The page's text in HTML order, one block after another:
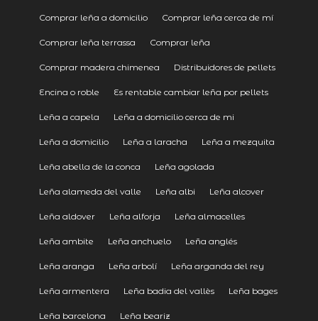
Comprar leña a domicilio Comprar leña cerca de mí
Comprar leña terrassa Comprar leña
Comprar madera chimenea Distribuidores de pellets
Encina o roble Es rentable cambiar leña por pellets
Leña a capela Leña a domicilio cerca de mi
Leña a domicilio Leña a laracha Leña a mezquita
Leña abella de la conca Leña agolada
Leña alameda del valle Leña albi Leña alcover
Leña aldover Leña alforja Leña almacelles
Leña ambite Leña anchuelo Leña anglés
Leña aranga Leña arbolí Leña arganda del rey
Leña armentera Leña badia del vallès Leña bages
Leña barcelona Leña beariz